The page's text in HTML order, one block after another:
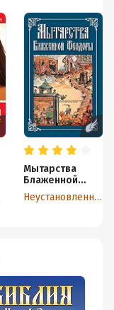
Мытарства
Блаженной
Феодоры
Неустановленный автор